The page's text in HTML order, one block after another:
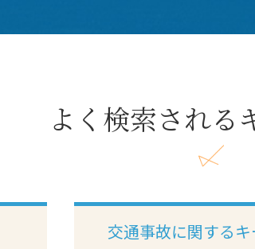
よく検索される
交通事故に関する